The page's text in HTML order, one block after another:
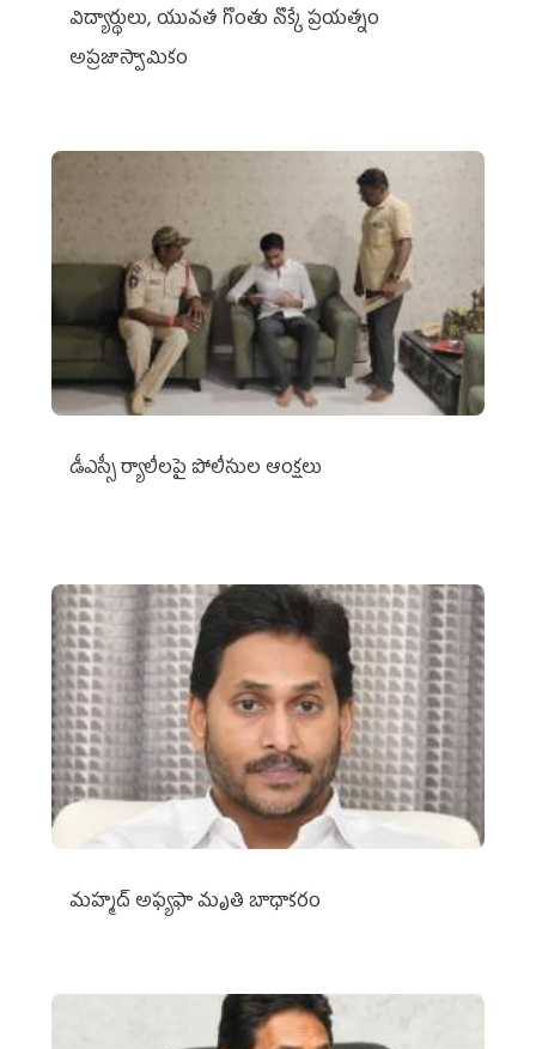
విద్యార్థులు, యువత గొంతు నొక్కే ప్రయత్నం
అప్రజాస్వామికం
డీఎస్సీ ర్యాలీలపై పోలీసుల ఆంక్షలు
మహ్మద్‌ అఫ్యఫా మృతి బాధాకరం